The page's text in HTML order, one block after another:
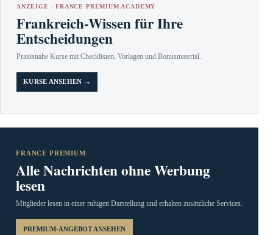
ANZEIGE · FRANCE PREMIUM ACADEMY
Frankreich-Wissen für Ihre
Entscheidungen
Praxisnahe Kurse mit Checklisten, Vorlagen und Bonusmaterial.
KURSE ANSEHEN →
FRANCE PREMIUM
Alle Nachrichten ohne Werbung
lesen
Mitglieder lesen in einer ruhigen Darstellung und erhalten zusätzliche Services.
PREMIUM-ANGEBOT ANSEHEN